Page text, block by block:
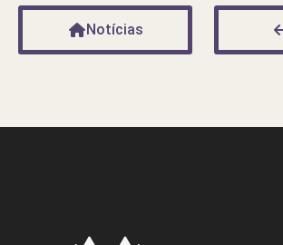
Notícias